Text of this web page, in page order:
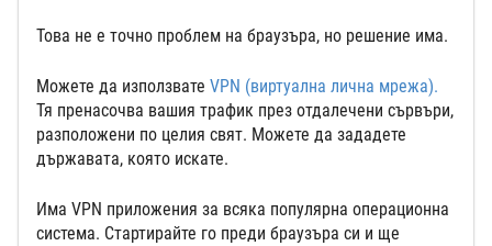
Това не е точно проблем на браузъра, но решение има.
Можете да използвате VPN (виртуална лична мрежа).
Тя пренасочва вашия трафик през отдалечени сървъри,
разположени по целия свят. Можете да зададете
държавата, която искате.
Има VPN приложения за всяка популярна операционна
система. Стартирайте го преди браузъра си и ще